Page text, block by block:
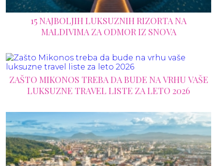
15 NAJBOLJIH LUKSUZNIH RIZORTA NA
MALDIVIMA ZA ODMOR IZ SNOVA
ZAŠTO MIKONOS TREBA DA BUDE NA VRHU VAŠE
LUKSUZNE TRAVEL LISTE ZA LETO 2026